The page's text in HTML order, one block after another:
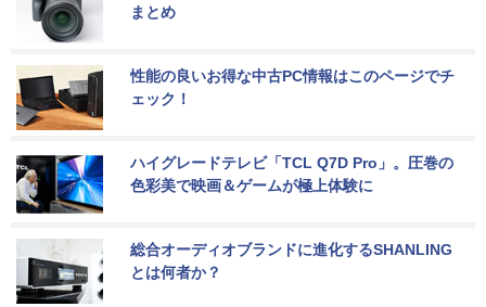
まとめ
性能の良いお得な中古PC情報はこのページでチ
ェック！
ハイグレードテレビ「TCL Q7D Pro」。圧巻の
色彩美で映画＆ゲームが極上体験に
総合オーディオブランドに進化するSHANLING
とは何者か？